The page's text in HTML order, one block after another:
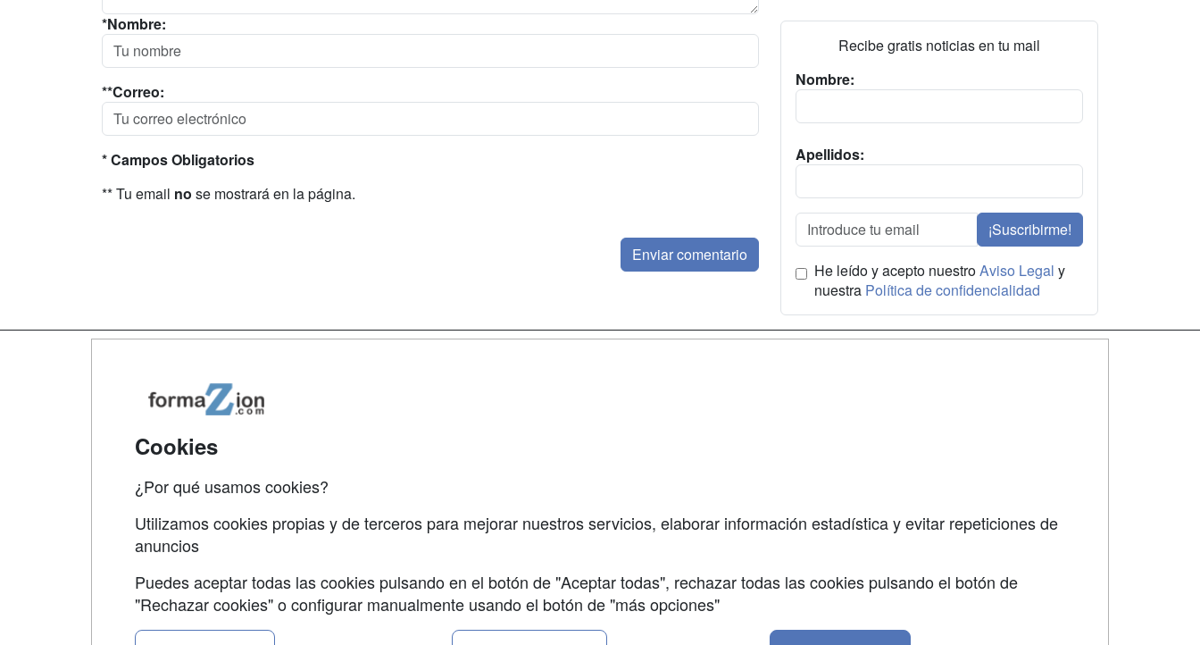
*Nombre:
**Correo:
* Campos Obligatorios
** Tu email no se mostrará en la página.
Recibe gratis noticias en tu mail
Nombre:
Apellidos:
¡Suscribirme!
He leído y acepto nuestroAviso Legal y
nuestra Política de confidencialidad
Grupo formazion:
Cookies
¿Por qué usamos cookies?
Utilizamos cookies propias y de terceros para mejorar nuestros servicios, elaborar información estadística y evitar repeticiones de
anuncios
Puedes aceptar todas las cookies pulsando en el botón de "Aceptar todas", rechazar todas las cookies pulsando el botón de
"Rechazar cookies" o configurar manualmente usando el botón de "más opciones"